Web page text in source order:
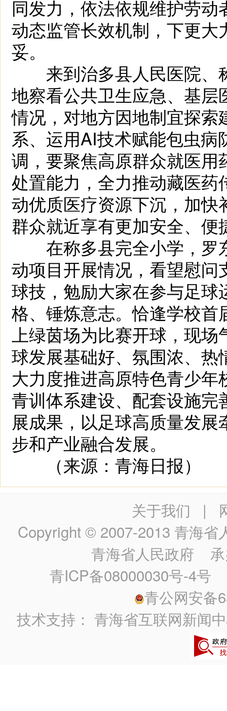
同发力，依法依规维护劳
动态监管长效机制，下更
妥。
来到治多县人民医院、
地察看公共卫生应急、基
情况，对地方因地制宜探索
系、运用AI技术赋能包虫
调，要聚焦高原群众就医
处置能力，全力推动藏医
动优质医疗资源下沉，加
群众就近享有更加安全、
在称多县完全小学，罗
动项目开展情况，看望慰
球技，勉励大家在参与足
格、锤炼意志。恰逢学校首
上绿茵场为比赛开球，现
球发展基础好、氛围浓、
大力度推进高原特色青少
青训体系建设、配套设施
展成果，以足球高质量发
步和产业融合发展。
（来源：青海日报）
关于我们 |
Copyright © 2007-2013 青海省
青海省人民政府 承
青ICP备08000030号-4号
青公网安备
技术支持：青海省互联网新闻